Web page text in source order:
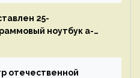
25-
ноутбук a-
DDR5 и шесть
отечественной